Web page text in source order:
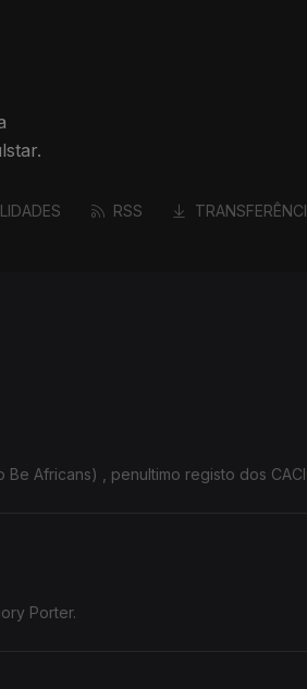
RSS
O disco foi editado há dez anos, mas a mensagem é actual .Used To Be Africans) ,
Porter.